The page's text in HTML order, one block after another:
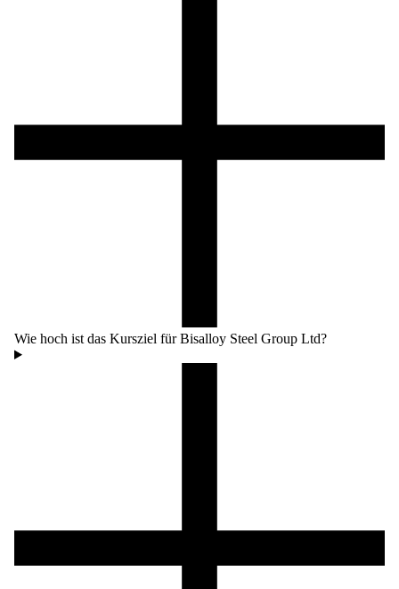
Wie hoch ist das Kursziel für Bisalloy Steel Group Ltd?